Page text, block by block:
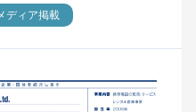
ディア掲載